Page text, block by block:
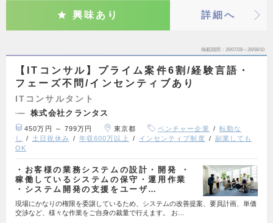
興味あり 詳細へ
掲載期間 26/07/28～26/08/10
【ITコンサル】プライム案件6割/経験言語・
フェーズ不問/インセンティブあり
ITコンサルタント
株式会社クランタス
450万円 ～ 799万円 東京都 ベンチャー企業
転勤な
し
土日祝休み 年収600万以上 インセンティブ制度
副業しても
OK
・お客様の業務システムの設計・開発 ・
稼働しているシステムの保守・運用作業
・システム開発の支援をユーザ…
現場にかなりの権限を委譲しているため、システムの改善提案、要員計画、単価
交渉など、様々な作業をご自身の裁量で行えます。 お…